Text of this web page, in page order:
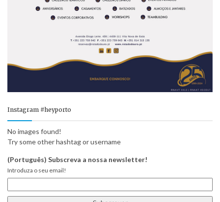
Instagram #heyporto
No images found!
Try some other hashtag or username
(Português) Subscreva a nossa newsletter!
Introduza o seu email!